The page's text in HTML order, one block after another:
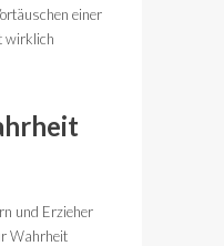
einer
wirklich
und Erzieher
Wahrheit